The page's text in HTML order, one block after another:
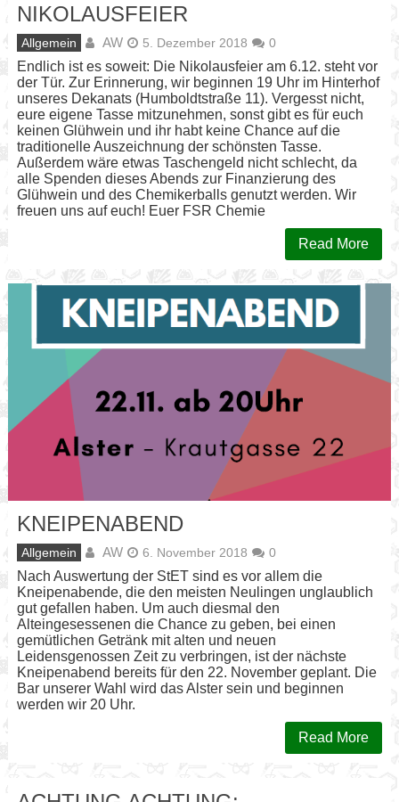
NIKOLAUSFEIER
Allgemein AW 5. Dezember 2018 0
Endlich ist es soweit: Die Nikolausfeier am 6.12. steht vor
der Tür. Zur Erinnerung, wir beginnen 19 Uhr im Hinterhof
unseres Dekanats (Humboldtstraße 11). Vergesst nicht,
eure eigene Tasse mitzunehmen, sonst gibt es für euch
keinen Glühwein und ihr habt keine Chance auf die
traditionelle Auszeichnung der schönsten Tasse.
Außerdem wäre etwas Taschengeld nicht schlecht, da
alle Spenden dieses Abends zur Finanzierung des
Glühwein und des Chemikerballs genutzt werden. Wir
freuen uns auf euch! Euer FSR Chemie
Read More
KNEIPENABEND
Allgemein AW 6. November 2018 0
Nach Auswertung der StET sind es vor allem die
Kneipenabende, die den meisten Neulingen unglaublich
gut gefallen haben. Um auch diesmal den
Alteingesessenen die Chance zu geben, bei einen
gemütlichen Getränk mit alten und neuen
Leidensgenossen Zeit zu verbringen, ist der nächste
Kneipenabend bereits für den 22. November geplant. Die
Bar unserer Wahl wird das Alster sein und beginnen
werden wir 20 Uhr.
Read More